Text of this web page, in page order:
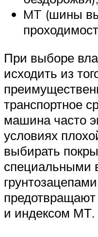
MT (шины
При выборе
исходить из
транспортное
машина часто
условиях
выбирать
специальными
предотвращают
и индексом МТ.